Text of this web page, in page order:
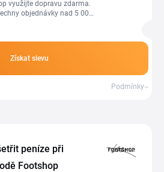
využijte dopravu zdarma.
objednávky nad 5 000
přesáhne určitou částku,
Získat slevu
Podmínky
peníze při
Footshop